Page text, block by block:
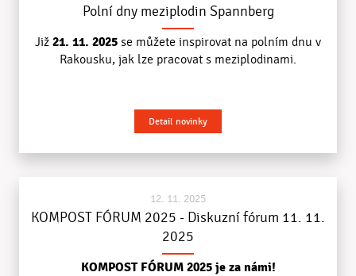
Polní dny meziplodin Spannberg
Již 21. 11. 2025 se můžete inspirovat na polním dnu v
Rakousku, jak lze pracovat s meziplodinami.
Detail novinky
12. 11. 2025
KOMPOST FÓRUM 2025 - Diskuzní fórum 11. 11.
2025
KOMPOST FÓRUM 2025 je za námi!